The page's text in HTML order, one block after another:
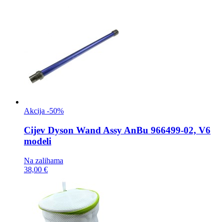
Akcija -50%
Cijev Dyson Wand Assy AnBu 966499-02, V6
modeli
Na zalihama
38,00 €